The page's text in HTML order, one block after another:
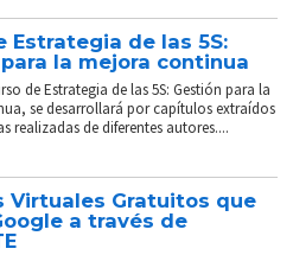
Estrategia de las 5S:
la mejora continua
de Estrategia de las 5S: Gestión para la
se desarrollará por capítulos extraídos
realizadas de diferentes autores....
Virtuales Gratuitos que
a través de